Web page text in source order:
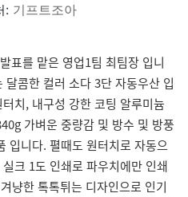
: 기프트조아
표를 맡은 영업1팀 최팀장 입니
콤한 컬러 소다 3단 자동우산 입
치, 내구성 강한 코팅 알루미늄
가벼운 중량감 및 방수 및 방풍
입니다. 펼때도 원터치로 자동으
크 1도 인쇄로 파우치에만 인쇄
냥한 톡톡튀는 디자인으로 인기